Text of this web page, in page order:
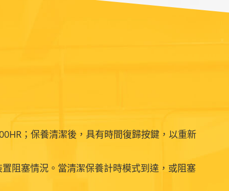
；保養清潔後，具有時間復歸按鍵，以重新
阻塞情況。當清潔保養計時模式到達，或阻塞